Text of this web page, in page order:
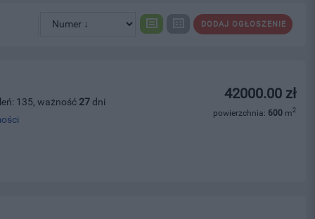
DODAJ OGŁOSZENIE
42000.00 zł
powierzchnia: 600 m2
135, ważność 27 dni